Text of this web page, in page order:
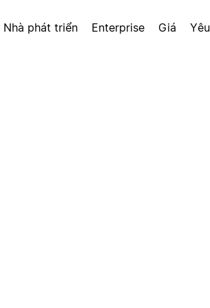
Nhà phát triển Enterprise Giá